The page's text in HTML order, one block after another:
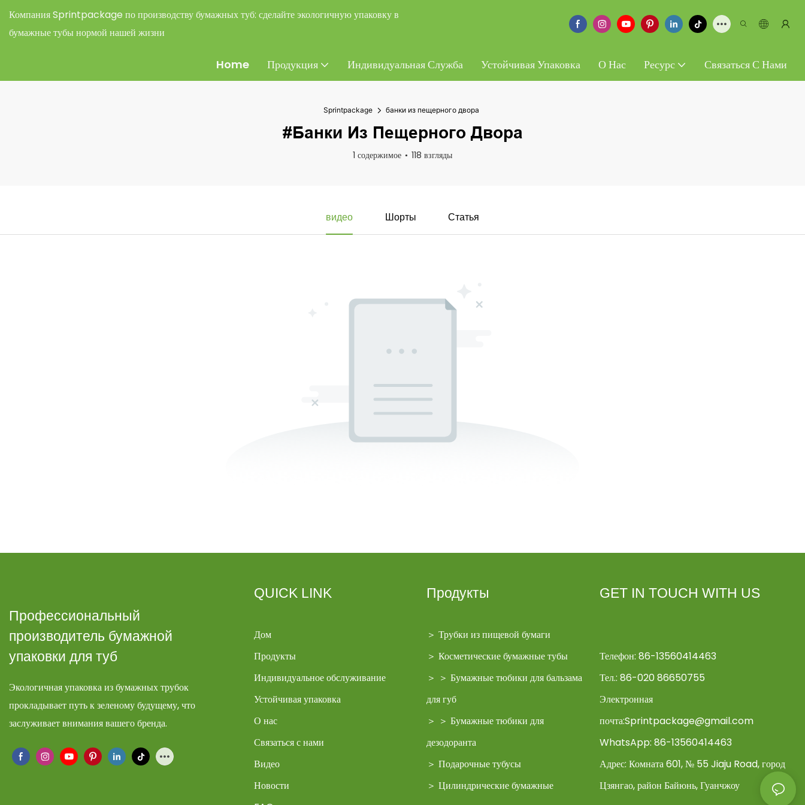
Компания Sprintpackage по производству бумажных туб: сделайте экологичную упаковку в
бумажные тубы нормой нашей жизни
Home Продукция Индивидуальная Служба Устойчивая Упаковка О Нас Ресурс Связаться С Нами
Sprintpackage банки из пещерного двора
#банки Из Пещерного Двора
1 содержимое 118 взгляды
видео Шорты Статья
Профессиональный
производитель бумажной
упаковки для туб
Экологичная упаковка из бумажных трубок
прокладывает путь к зеленому будущему, что
заслуживает внимания вашего бренда.
QUICK LINK
Дом
Продукты
Индивидуальное обслуживание
Устойчивая упаковка
О нас
Связаться с нами
Видео
Новости
Продукты
＞Трубки из пищевой бумаги
＞ Косметические бумажные тубы
＞ ＞ Бумажные тюбики для бальзама
для губ
＞ ＞ Бумажные тюбики для
дезодоранта
＞Подарочные тубусы
＞ Цилиндрические бумажные
GET IN TOUCH WITH US
Телефон: 86-13560414463
Тел.: 86-020 86650755
Электронная
почта:Sprintpackage@gmail.com
WhatsApp: 86-13560414463
Адрес: Комната 601, № 55 Jiaju Road, город
Цзянгао, район Байюнь, Гуанчжоу